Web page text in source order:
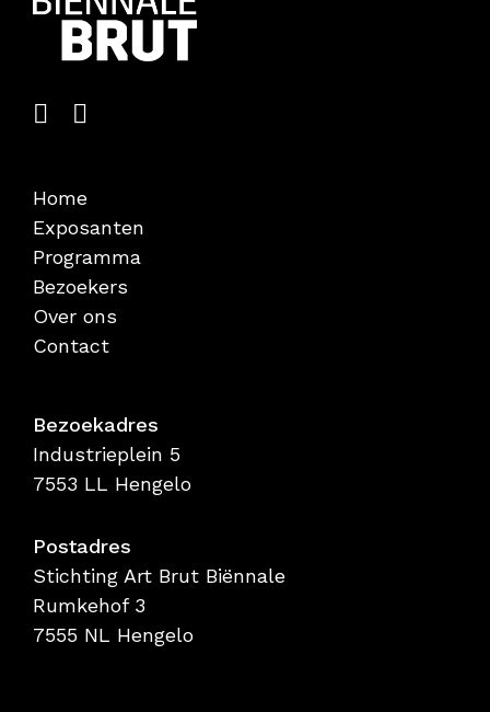
Home
Exposanten
Programma
Bezoekers
Over ons
Contact
Bezoekadres
Industrieplein 5
7553 LL Hengelo
Postadres
Stichting Art Brut Biënnale
Rumkehof 3
7555 NL Hengelo